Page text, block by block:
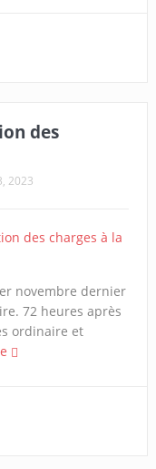
des
2023
novembre dernier
72 heures après
ordinaire et